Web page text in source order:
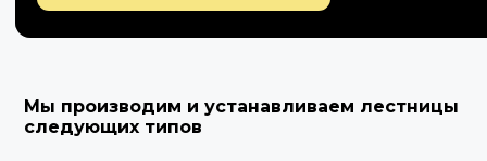
Мы производим и устанавливаем лестницы
следующих типов